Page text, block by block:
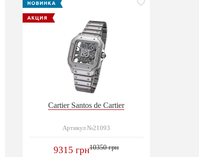
Cartier Santos de Cartier
Артикул №21093
9315 грн10350 грн